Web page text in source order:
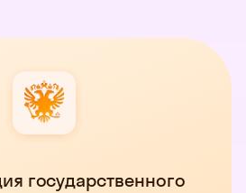
государственного